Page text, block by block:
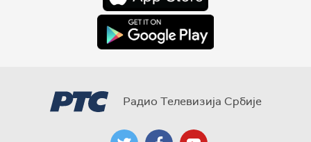
Радио Телевизија Србије